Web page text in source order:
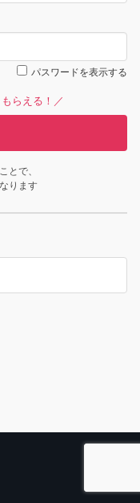
パスワードを表示する
らえる！／
とで、
ります